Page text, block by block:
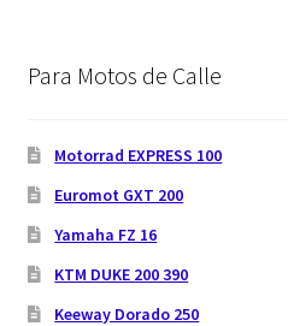
Para Motos de Calle
Motorrad EXPRESS 100
Euromot GXT 200
Yamaha FZ 16
KTM DUKE 200 390
Keeway Dorado 250